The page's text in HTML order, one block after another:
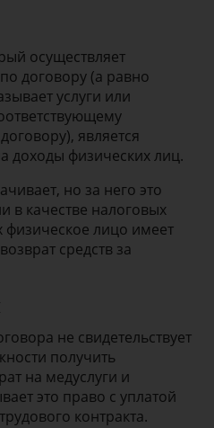
осуществляет
договору (а равно
услуги или
является
доходы физических лиц.
но за него это
в качестве налоговых
физическое лицо имеет
средств за
не свидетельствует
получить
на медуслуги и
это право с уплатой
контракта.